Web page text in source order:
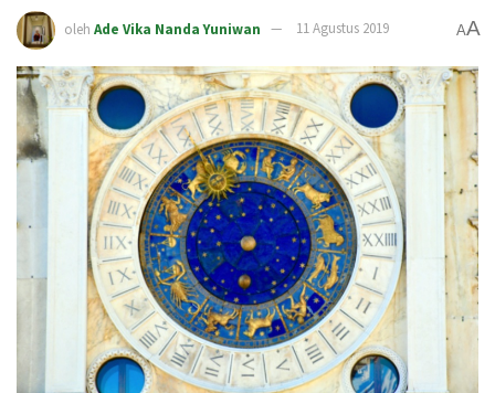
oleh Ade Vika Nanda Yuniwan 11 Agustus 2019 AA